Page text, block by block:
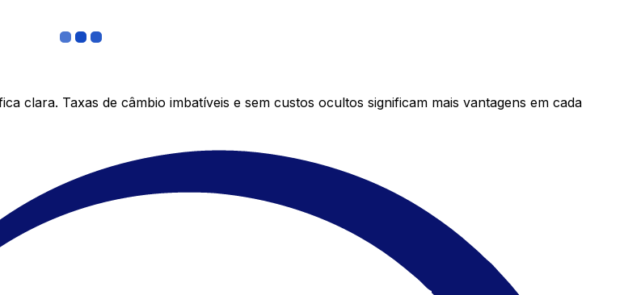
clara. Taxas de câmbio imbatíveis e sem custos ocultos significam mais vantagens em cada